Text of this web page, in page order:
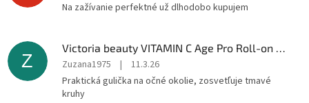
Na zažívanie perfektné už dlhodobo kupujem
Z
Victoria beauty VITAMIN C Age Pro Roll-on na rozjasnenie očného okolia 15 ml
Zuzana1975 |
11.3.26
Praktická gulička na očné okolie, zosvetľuje tmavé
kruhy